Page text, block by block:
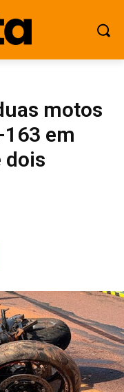
motos
163 em
dois